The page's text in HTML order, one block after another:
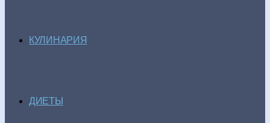
КУЛИНАРИЯ
ДИЕТЫ